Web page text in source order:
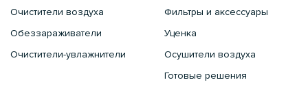
Очистители воздуха
Обеззараживатели
Очистители-увлажнители
Фильтры и аксессуары
Уценка
Осушители воздуха
Готовые решения